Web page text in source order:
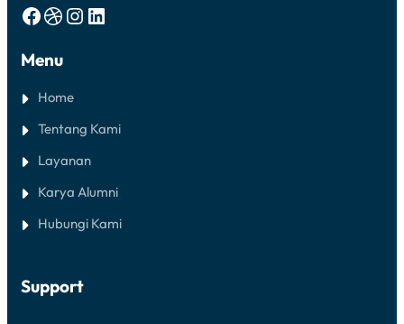
Facebook Dribbble Instagram LinkedIn
Menu
Home
Tentang Kami
Layanan
Karya Alumni
Hubungi Kami
Support